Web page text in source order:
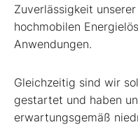
Zuverlässigkeit
hochmobilen
Anwendungen.
Gleichzeitig sind wir
gestartet und haben
erwartungsgemäß